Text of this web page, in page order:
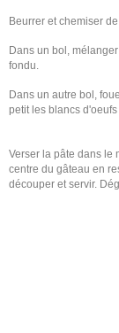
Beurrer et chemiser
Dans un bol,
fondu.
Dans un autre bol,
petit les blancs
Verser la pâte dans le
centre du gâteau en
découper et servir.